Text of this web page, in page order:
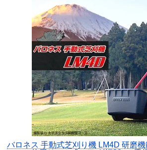
バロネス 手動式芝刈り機 LM4D 研磨